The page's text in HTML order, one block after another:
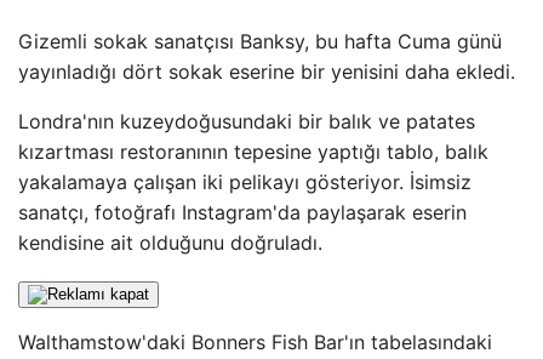
Gizemli sokak sanatçısı Banksy, bu hafta Cuma günü
yayınladığı dört sokak eserine bir yenisini daha ekledi.
Londra'nın kuzeydoğusundaki bir balık ve patates
kızartması restoranının tepesine yaptığı tablo, balık
yakalamaya çalışan iki pelikayı gösteriyor. İsimsiz
sanatçı, fotoğrafı Instagram'da paylaşarak eserin
kendisine ait olduğunu doğruladı.
Walthamstow'daki Bonners Fish Bar'ın tabelasındaki